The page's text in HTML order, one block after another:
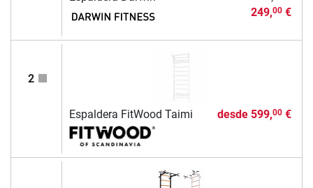
249,00€
2
Espaldera FitWood Taimi desde 599,00€